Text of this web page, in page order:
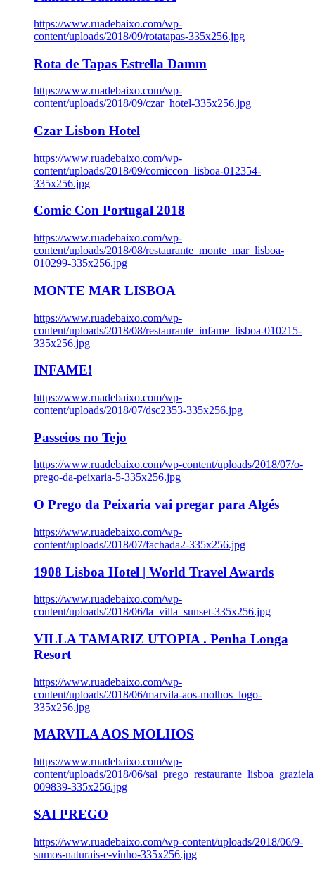
https://www.ruadebaixo.com/wp-
content/uploads/2018/09/rotatapas-335x256.jpg
Rota de Tapas Estrella Damm
https://www.ruadebaixo.com/wp-
content/uploads/2018/09/czar_hotel-335x256.jpg
Czar Lisbon Hotel
https://www.ruadebaixo.com/wp-
content/uploads/2018/09/comiccon_lisboa-012354-
335x256.jpg
Comic Con Portugal 2018
https://www.ruadebaixo.com/wp-
content/uploads/2018/08/restaurante_monte_mar_lisboa-
010299-335x256.jpg
MONTE MAR LISBOA
https://www.ruadebaixo.com/wp-
content/uploads/2018/08/restaurante_infame_lisboa-010215-
335x256.jpg
INFAME!
https://www.ruadebaixo.com/wp-
content/uploads/2018/07/dsc2353-335x256.jpg
Passeios no Tejo
https://www.ruadebaixo.com/wp-content/uploads/2018/07/o-
prego-da-peixaria-5-335x256.jpg
O Prego da Peixaria vai pregar para Algés
https://www.ruadebaixo.com/wp-
content/uploads/2018/07/fachada2-335x256.jpg
1908 Lisboa Hotel | World Travel Awards
https://www.ruadebaixo.com/wp-
content/uploads/2018/06/la_villa_sunset-335x256.jpg
VILLA TAMARIZ UTOPIA . Penha Longa
Resort
https://www.ruadebaixo.com/wp-
content/uploads/2018/06/marvila-aos-molhos_logo-
335x256.jpg
MARVILA AOS MOLHOS
https://www.ruadebaixo.com/wp-
content/uploads/2018/06/
009839-335x256.jpg
SAI PREGO
https://www.ruadebaixo.com/wp-content/uploads/2018/06/9-
sumos-naturais-e-vinho-335x256.jpg